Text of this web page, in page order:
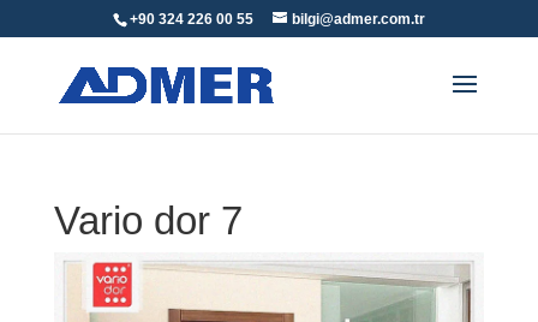
+90 324 226 00 55 bilgi@admer.com.tr
Vario dor 7